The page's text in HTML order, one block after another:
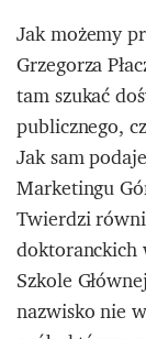
Jak możemy
Grzegorza
tam szukać
publicznego,
Jak sam
Marketingu
Twierdzi
doktoranckich
Szkole
nazwisko nie